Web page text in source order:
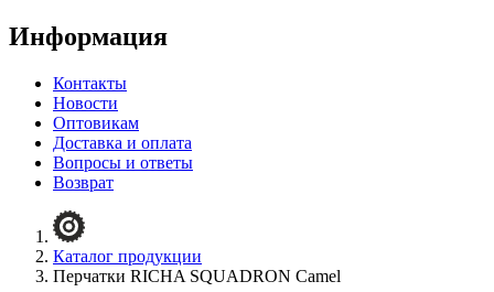
Информация
Контакты
Новости
Оптовикам
Доставка и оплата
Вопросы и ответы
Возврат
Каталог продукции
Перчатки RICHA SQUADRON Camel